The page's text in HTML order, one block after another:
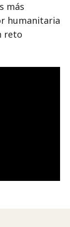
más
humanitaria
reto